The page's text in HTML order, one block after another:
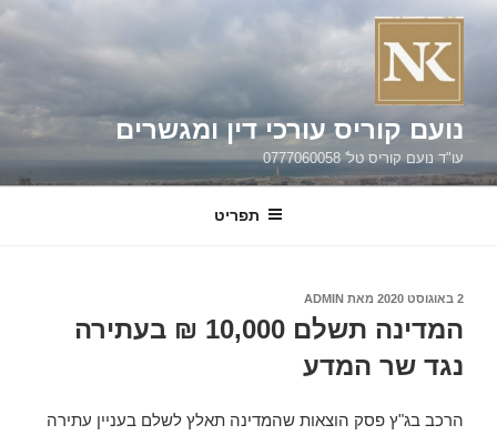
דילוג
נועם קוריס עורכי דין ומגשרים
עו"ד נועם קוריס טל' 0777060058
תפריט
פורסם
2 באוגוסט 2020 מאת ADMIN
המדינה תשלם 10,000 ₪ בעתירה
נגד שר המדע
הרכב בג"ץ פסק הוצאות שהמדינה תאלץ לשלם בעניין עתירה